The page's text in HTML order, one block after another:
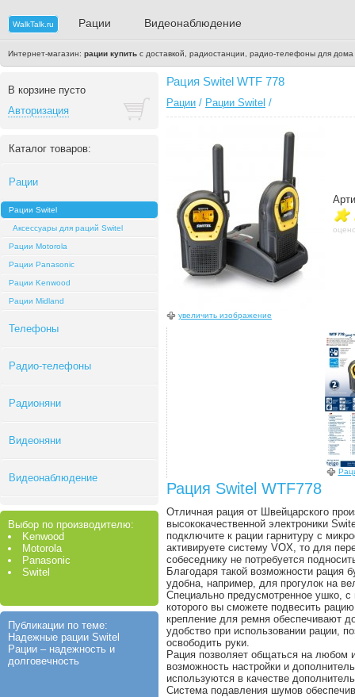
WalkTalk.ru Рации Видеонаблюдение
Интернет-магазин: рации купить с доставкой, радиостанции, радио-телефоны для
В корзине пусто
Авторизация
Каталог товаров:
Рации
Рации Switel
Аксессуары для раций Switel
Рации Motorola
Рации Panasonic
Рации Kenwood
Рации Midland
Телефоны
Радио-телефоны
Радионяни
Видеоняни
Видеонаблюдение
Выбор по производителю:
Kenwood
Motorola
Panasonic
Switel
Публикации по теме:
Надежные рации Switel
Рации – надежность и
долговечность
Рация Switel WTF 778
Рации / Рации Switel /
увеличить изображение
Рация Switel WTF778
Отличная рация от Швейцарского
высококачественной электроники
подключите к рации гарнитуру с
активируете систему VOX, то для
собеседнику не потребуется
Благодаря такой возможности рация
удобна, например, для прогулок на
Специально предусмотренное ушко,
которого вы сможете подвесить
крепление для ремня обеспечивают
удобство при использовании рации,
освободить руки.
Рация позволяет общаться на любом
возможность настройки и
используются в качестве
Система подавления шумов